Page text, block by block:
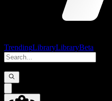
TrendingLibraryLibraryBeta